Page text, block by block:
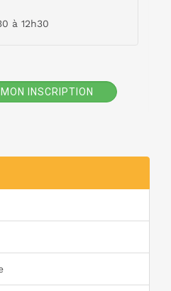
à 12h30
INSCRIPTION